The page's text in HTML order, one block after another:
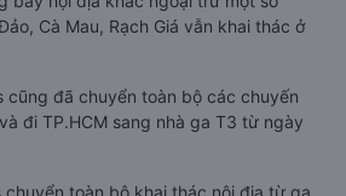
Cà Mau, Rạch Giá vẫn khai thác ở
cũng đã chuyển toàn bộ các chuyến
đi TP.HCM sang nhà ga T3 từ ngày
chuyển toàn bộ khai thác nội địa từ ga